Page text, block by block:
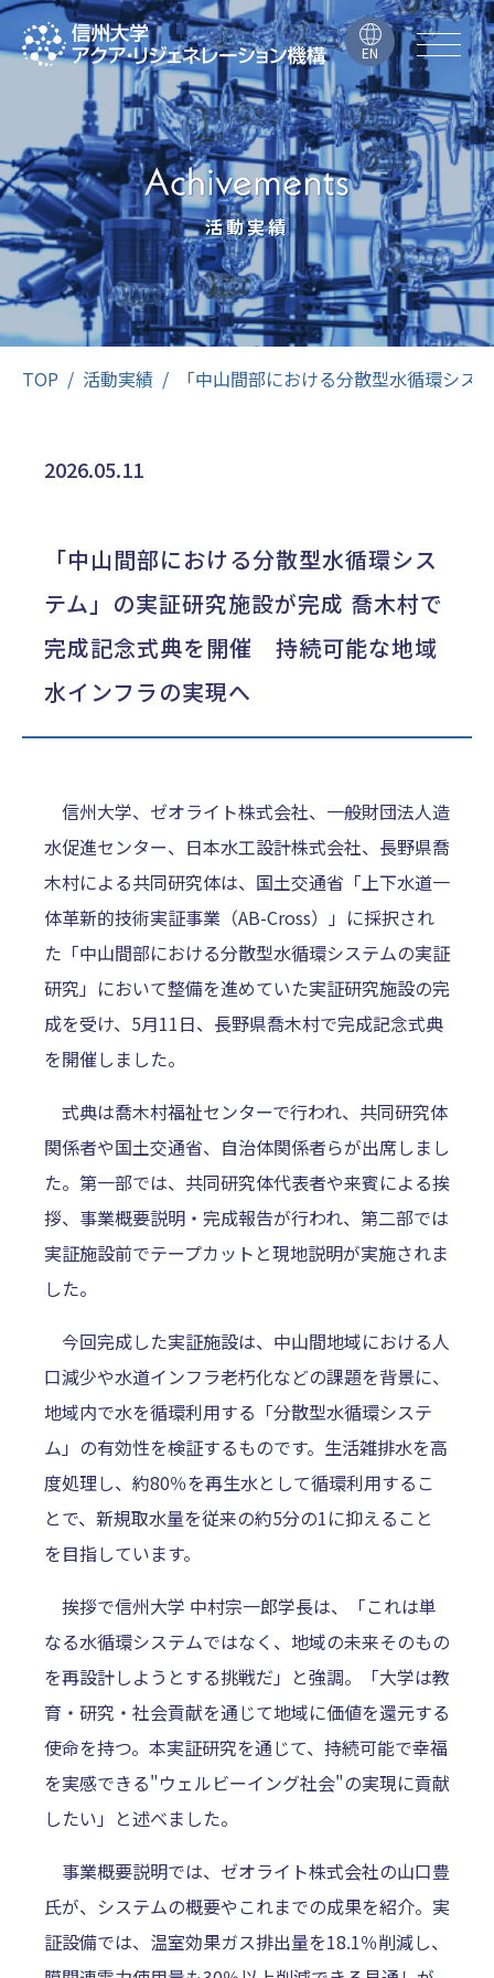
EN
活動実績
TOP 活動実績 「中山間部における分散型水循環シ
2026.05.11
「中山間部における分散型水循環シス
テム」の実証研究施設が完成 喬木村で
完成記念式典を開催 持続可能な地域
水インフラの実現へ
信州大学、ゼオライト株式会社、一般財団法人造
水促進センター、日本水工設計株式会社、長野県喬
木村による共同研究体は、国土交通省「上下水道一
体革新的技術実証事業（AB-Cross）」に採択され
た「中山間部における分散型水循環システムの実証
研究」において整備を進めていた実証研究施設の完
成を受け、5月11日、長野県喬木村で完成記念式典
を開催しました。
式典は喬木村福祉センターで行われ、共同研究体
関係者や国土交通省、自治体関係者らが出席しまし
た。第一部では、共同研究体代表者や来賓による挨
拶、事業概要説明・完成報告が行われ、第二部では
実証施設前でテープカットと現地説明が実施されま
した。
今回完成した実証施設は、中山間地域における人
口減少や水道インフラ老朽化などの課題を背景に、
地域内で水を循環利用する「分散型水循環システ
ム」の有効性を検証するものです。生活雑排水を高
度処理し、約80％を再生水として循環利用するこ
とで、新規取水量を従来の約5分の1に抑えること
を目指しています。
挨拶で信州大学 中村宗一郎学長は、「これは単
なる水循環システムではなく、地域の未来そのもの
を再設計しようとする挑戦だ」と強調。「大学は教
育・研究・社会貢献を通じて地域に価値を還元する
使命を持つ。本実証研究を通じて、持続可能で幸福
を実感できる"ウェルビーイング社会"の実現に貢献
したい」と述べました。
事業概要説明では、ゼオライト株式会社の山口豊
氏が、システムの概要やこれまでの成果を紹介。実
証設備では、温室効果ガス排出量を18.1％削減し、